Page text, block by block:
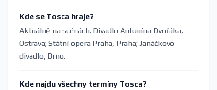
Kde se Tosca hraje?
Aktuálně na scénách: Divadlo Antonína Dvořáka,
Ostrava; Státní opera Praha, Praha; Janáčkovo
divadlo, Brno.
Kde najdu všechny termíny Tosca?